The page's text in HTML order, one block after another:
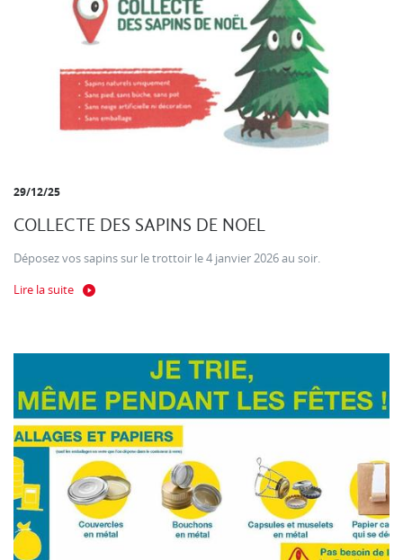
29/12/25
COLLECTE DES SAPINS DE NOEL
Déposez vos sapins sur le trottoir le 4 janvier 2026 au soir.
Lire la suite